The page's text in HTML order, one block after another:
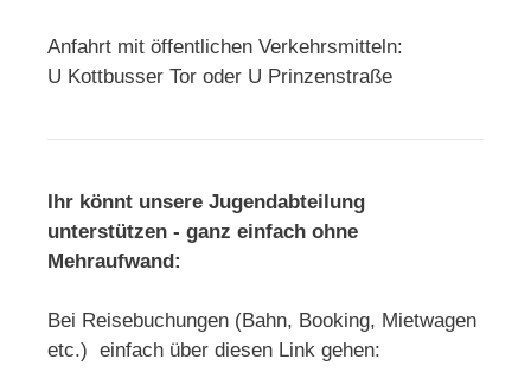
Anfahrt mit öffentlichen Verkehrsmitteln:
U Kottbusser Tor oder U Prinzenstraße
Ihr könnt unsere Jugendabteilung
unterstützen - ganz einfach ohne
Mehraufwand:
Bei Reisebuchungen (Bahn, Booking, Mietwagen
etc.) einfach über diesen Link gehen: